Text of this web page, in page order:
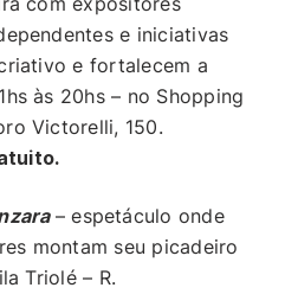
e iniciativas
e fortalecem a
às 20hs – no Shopping
Victorelli, 150.
– espetáculo onde
montam seu picadeiro
Triolé – R.